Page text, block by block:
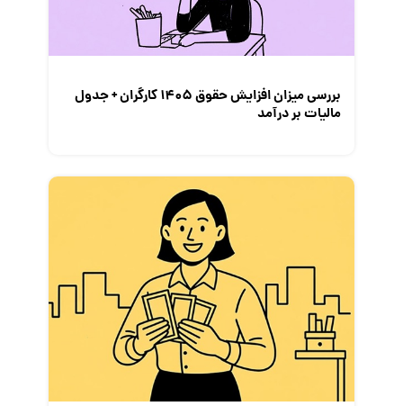
بررسی میزان افزایش حقوق 1405 کارگران + جدول
مالیات بر درآمد